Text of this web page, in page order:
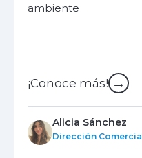
ambiente
¡Conoce más! →
Alicia Sánchez
Dirección Comercial